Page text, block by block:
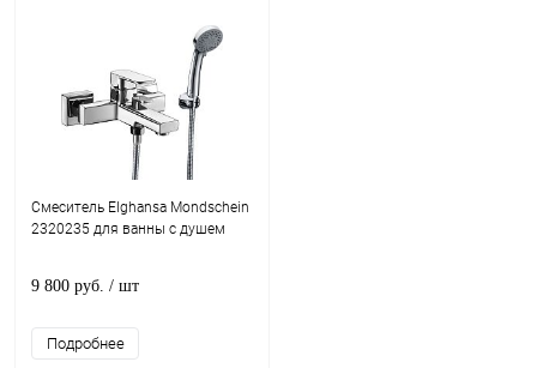
Смеситель Elghansa Mondschein
2320235 для ванны с душем
9 800 руб. / шт
Подробнее